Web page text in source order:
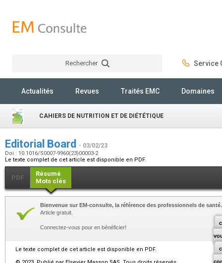
Rechercher Service
Actualités Revues Traités EMC Domaines
CAHIERS DE NUTRITION ET DE DIÉTÉTIQUE
Editorial Board - 03/02/23
Doi : 10.1016/S0007-9960(23)00003-2
Le texte complet de cet article est disponible en PDF.
PDF
Résumé
Mots clés
Bienvenue sur EM-consulte, la référence des professionnels de santé.
Article gratuit.
Connectez-vous pour en bénéficier!
Le texte complet de cet article est disponible en PDF.